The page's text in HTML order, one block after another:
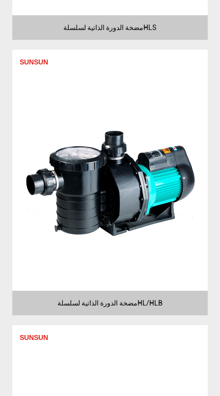
مضخة الدورة الذاتية لسلسلةHLS
SUNSUN
مضخة الدورة الذاتية لسلسلةHL/HLB
SUNSUN